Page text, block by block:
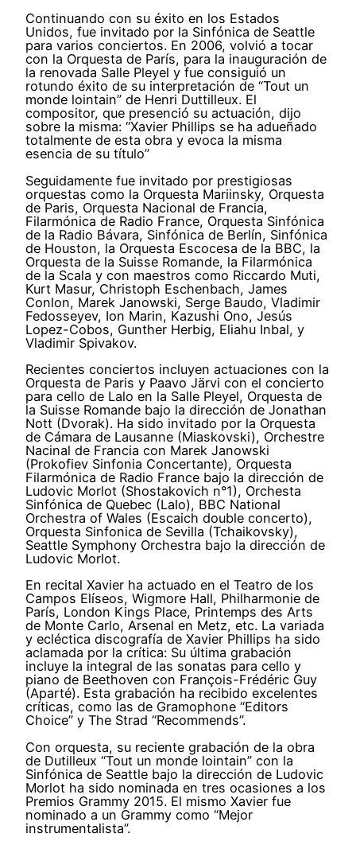
Continuando con su éxito en los Estados
Unidos, fue invitado por la Sinfónica de Seattle
para varios conciertos. En 2006, volvió a tocar
con la Orquesta de París, para la inauguración de
la renovada Salle Pleyel y fue consiguió un
rotundo éxito de su interpretación de “Tout un
monde lointain” de Henri Duttilleux. El
compositor, que presenció su actuación, dijo
sobre la misma: “Xavier Phillips se ha adueñado
totalmente de esta obra y evoca la misma
esencia de su título”
Seguidamente fue invitado por prestigiosas
orquestas como la Orquesta Mariinsky, Orquesta
de Paris, Orquesta Nacional de Francia,
Filarmónica de Radio France, Orquesta Sinfónica
de la Radio Bávara, Sinfónica de Berlín, Sinfónica
de Houston, la Orquesta Escocesa de la BBC, la
Orquesta de la Suisse Romande, la Filarmónica
de la Scala y con maestros como Riccardo Muti,
Kurt Masur, Christoph Eschenbach, James
Conlon, Marek Janowski, Serge Baudo, Vladimir
Fedosseyev, Ion Marin, Kazushi Ono, Jesús
Lopez-Cobos, Gunther Herbig, Eliahu Inbal, y
Vladimir Spivakov.
Recientes conciertos incluyen actuaciones con la
Orquesta de Paris y Paavo Järvi con el concierto
para cello de Lalo en la Salle Pleyel, Orquesta de
la Suisse Romande bajo la dirección de Jonathan
Nott (Dvorak). Ha sido invitado por la Orquesta
de Cámara de Lausanne (Miaskovski), Orchestre
Nacinal de Francia con Marek Janowski
(Prokofiev Sinfonia Concertante), Orquesta
Filarmónica de Radio France bajo la dirección de
Ludovic Morlot (Shostakovich n°1), Orchesta
Sinfónica de Quebec (Lalo), BBC National
Orchestra of Wales (Escaich double concerto),
Orquesta Sinfonica de Sevilla (Tchaikovsky),
Seattle Symphony Orchestra bajo la dirección de
Ludovic Morlot.
En recital Xavier ha actuado en el Teatro de los
Campos Elíseos, Wigmore Hall, Philharmonie de
París, London Kings Place, Printemps des Arts
de Monte Carlo, Arsenal en Metz, etc. La variada
y ecléctica discografía de Xavier Phillips ha sido
aclamada por la crítica: Su última grabación
incluye la integral de las sonatas para cello y
piano de Beethoven con François-Frédéric Guy
(Aparté). Esta grabación ha recibido excelentes
críticas, como las de Gramophone “Editors
Choice” y The Strad “Recommends”.
Con orquesta, su reciente grabación de la obra
de Dutilleux “Tout un monde lointain” con la
Sinfónica de Seattle bajo la dirección de Ludovic
Morlot ha sido nominada en tres ocasiones a los
Premios Grammy 2015. El mismo Xavier fue
nominado a un Grammy como “Mejor
instrumentalista”.